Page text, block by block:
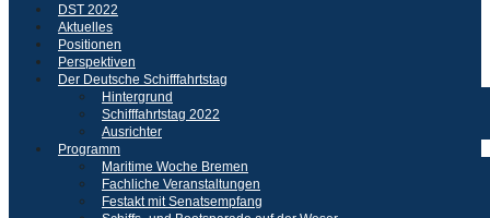
DST 2022
Aktuelles
Positionen
Perspektiven
Der Deutsche Schifffahrtstag
Hintergrund
Schifffahrtstag 2022
Ausrichter
Programm
Maritime Woche Bremen
Fachliche Veranstaltungen
Festakt mit Senatsempfang